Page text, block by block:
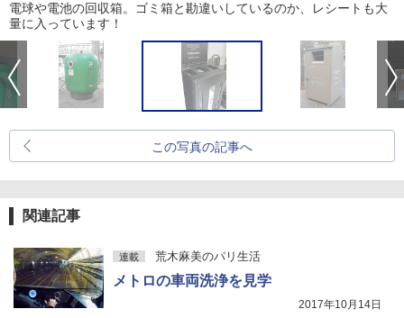
電球や電池の回収箱。ゴミ箱と勘違いしているのか、レシートも大
量に入っています！
この写真の記事へ
関連記事
連載 荒木麻美のパリ生活
メトロの車両洗浄を見学
2017年10月14日